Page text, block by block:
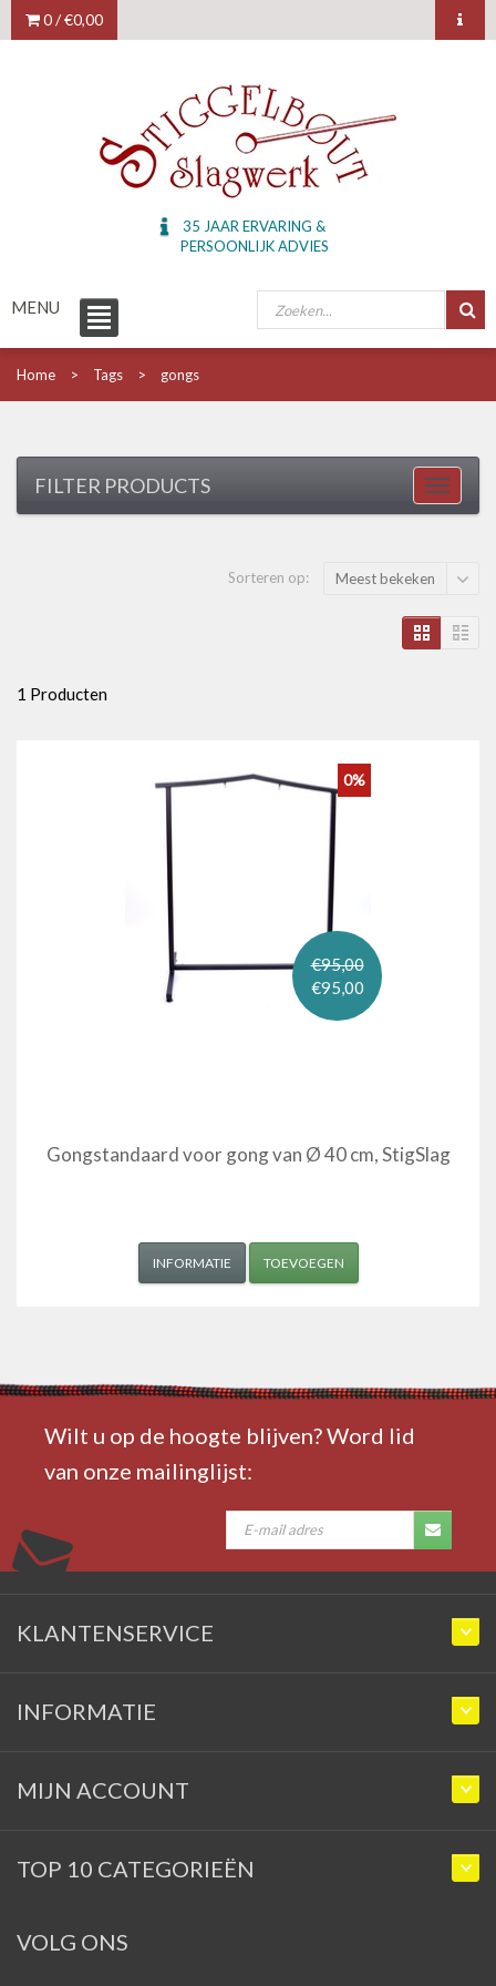
0 /€0,00
35 JAAR ERVARING &
PERSOONLIJK ADVIES
MENU
Home Tags gongs
FILTER PRODUCTS
Sorteren op: Meest bekeken
1 Producten
€95,00
€95,00
0%
Gongstandaard voor gong van Ø 40 cm, StigSlag
INFORMATIE TOEVOEGEN
Wilt u op de hoogte blijven? Word lid
van onze mailinglijst:
KLANTENSERVICE
INFORMATIE
MIJN ACCOUNT
TOP 10 CATEGORIEËN
VOLG ONS